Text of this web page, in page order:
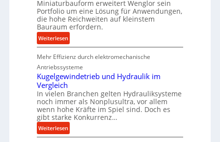
r
o
d
u
k
t
n
i
n
d
e
n
M
Miniaturbauform erweitert Wenglor sein
Portfolio um eine Lösung für Anwendungen,
die hohe Reichweiten auf kleinstem
Bauraum erfordern.
Weiterlesen:
K
o
m
p
k
t
e
U
l
Mehr Effizienz durch elektromechanische
Antriebssysteme
Kugelgewindetrieb und Hydraulik im
Vergleich
In vielen Branchen gelten Hydrauliksysteme
noch immer als Nonplusultra, vor allem
wenn hohe Kräfte im Spiel sind. Doch es
gibt starke Konkurrenz…
Weiterlesen:
K